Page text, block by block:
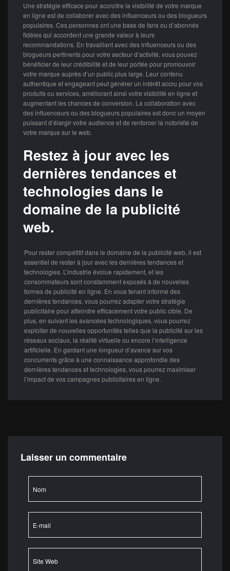
Une stratégie efficace pour accroître la visibilité de votre marque
en ligne est de collaborer avec des influenceurs ou des blogueurs
populaires. Ces personnes ont une base de fans ou d’abonnés
fidèles qui accordent une grande valeur à leurs
recommandations. En travaillant avec des influenceurs ou des
blogueurs pertinents pour votre secteur d’activité, vous pouvez
bénéficier de leur crédibilité et de leur portée pour promouvoir
votre marque auprès d’un public plus large. Leur contenu
authentique et engageant peut générer un intérêt accru pour vos
produits ou services, améliorant ainsi votre visibilité en ligne et
augmentant les chances de conversion. La collaboration avec
des influenceurs ou des blogueurs populaires est donc un moyen
puissant d’élargir votre audience et de renforcer la notoriété de
votre marque sur le web.
Restez à jour avec les
dernières tendances et
technologies dans le
domaine de la publicité
web.
Pour rester compétitif dans le domaine de la publicité web, il est
essentiel de rester à jour avec les dernières tendances et
technologies. L’industrie évolue rapidement, et les
consommateurs sont constamment exposés à de nouvelles
formes de publicité en ligne. En vous tenant informé des
dernières tendances, vous pourrez adapter votre stratégie
publicitaire pour atteindre efficacement votre public cible. De
plus, en suivant les avancées technologiques, vous pourrez
exploiter de nouvelles opportunités telles que la publicité sur les
réseaux sociaux, la réalité virtuelle ou encore l’intelligence
artificielle. En gardant une longueur d’avance sur vos
concurrents grâce à une connaissance approfondie des
dernières tendances et technologies, vous pourrez maximiser
l’impact de vos campagnes publicitaires en ligne.
Laisser un commentaire